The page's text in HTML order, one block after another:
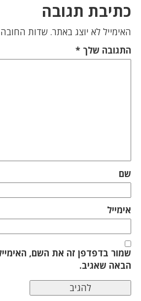
כתיבת תגובה
האימייל לא יוצג באתר. שדות החובה
התגובה שלך *
שם
אימייל
שמור בדפדפן זה את השם,
הבאה שאגיב.